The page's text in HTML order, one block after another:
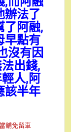
辦法了
了阿融,
早點有
沒有因
出錢,
人,阿
該半年
舖免留車